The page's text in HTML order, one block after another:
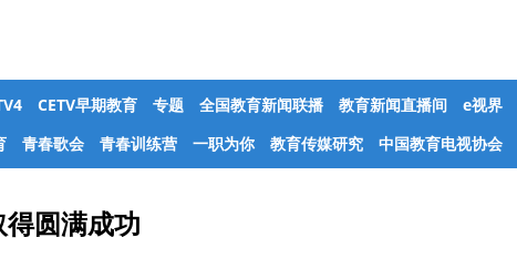
CETV早期教育 专题 全国教育新闻联播 教育新闻直播间 e视界
青春歌会 青春训练营 一职为你 教育传媒研究 中国教育电视协会
圆满成功